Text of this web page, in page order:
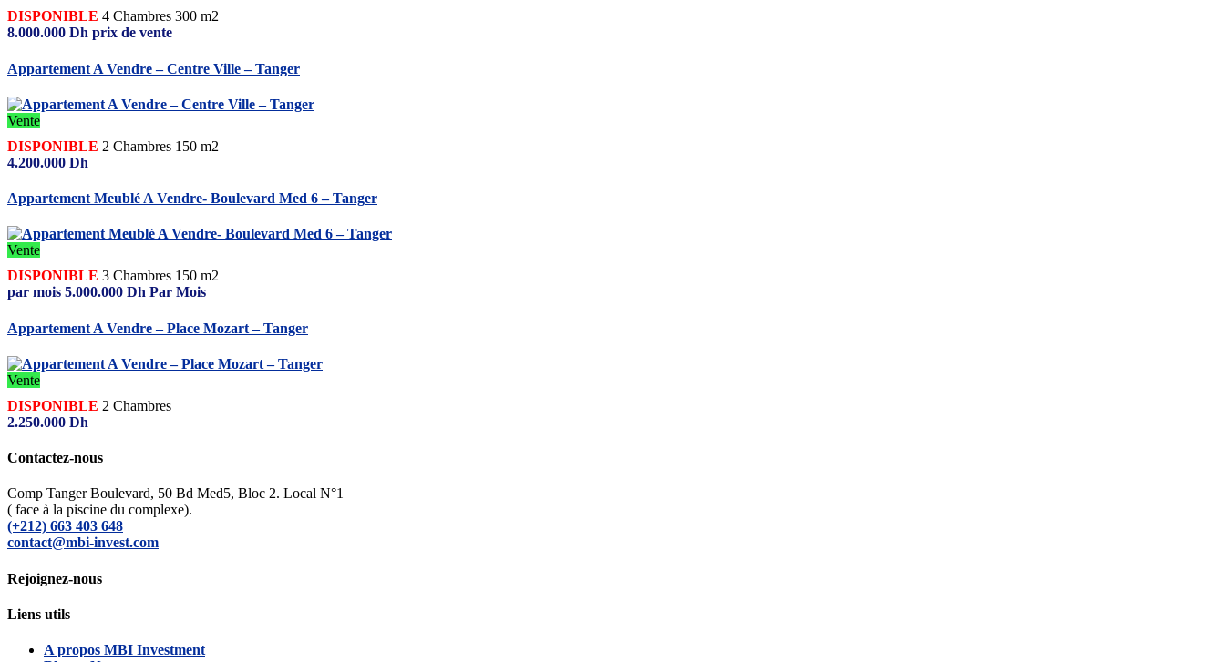
DISPONIBLE 4 Chambres 300 m2
8.000.000 Dh prix de vente
Appartement A Vendre – Centre Ville – Tanger
Vente
DISPONIBLE 2 Chambres 150 m2
4.200.000 Dh
Appartement Meublé A Vendre- Boulevard Med 6 – Tanger
Vente
DISPONIBLE 3 Chambres 150 m2
par mois 5.000.000 Dh Par Mois
Appartement A Vendre – Place Mozart – Tanger
Vente
DISPONIBLE 2 Chambres
2.250.000 Dh
Contactez-nous
Comp Tanger Boulevard, 50 Bd Med5, Bloc 2. Local N°1
( face à la piscine du complexe).
(+212) 663 403 648
contact@mbi-invest.com
Rejoignez-nous
Liens utils
A propos MBI Investment